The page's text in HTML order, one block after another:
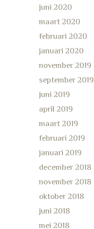
juni 2020
maart 2020
februari 2020
januari 2020
november 2019
september 2019
juni 2019
april 2019
maart 2019
februari 2019
januari 2019
december 2018
november 2018
oktober 2018
juni 2018
mei 2018